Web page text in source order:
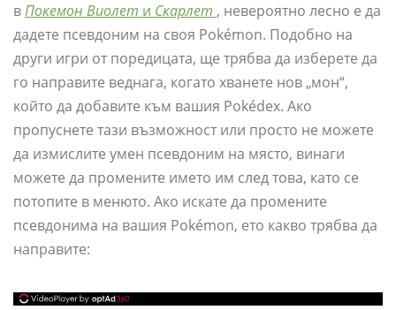
вПокемон Виолет и Скарлет , невероятно лесно е да
дадете псевдоним на своя Pokémon. Подобно на
други игри от поредицата, ще трябва да изберете да
го направите веднага, когато хванете нов „мон“,
който да добавите към вашия Pokédex. Ако
пропуснете тази възможност или просто не можете
да измислите умен псевдоним на място, винаги
можете да промените името им след това, като се
потопите в менюто. Ако искате да промените
псевдонима на вашия Pokémon, ето какво трябва да
направите: